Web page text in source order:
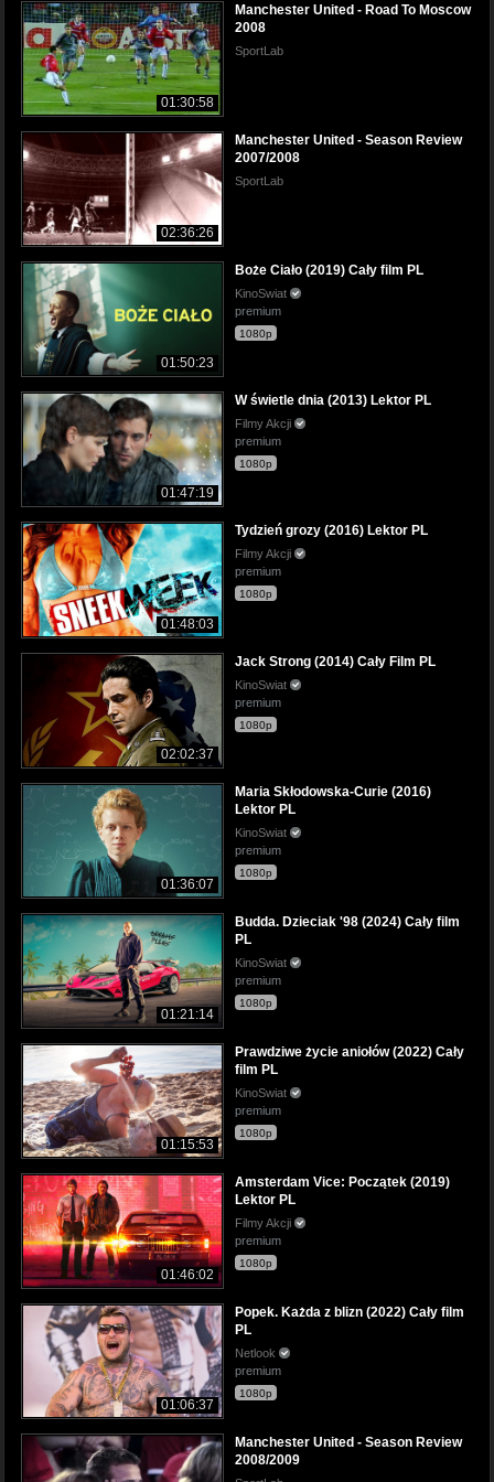
01:30:58
Manchester United - Road To Moscow
2008
SportLab
02:36:26
Manchester United - Season Review
2007/2008
SportLab
01:50:23
Boże Ciało (2019) Cały film PL
KinoSwiat
premium
1080p
01:47:19
W świetle dnia (2013) Lektor PL
Filmy Akcji
premium
1080p
01:48:03
Tydzień grozy (2016) Lektor PL
Filmy Akcji
premium
1080p
02:02:37
Jack Strong (2014) Cały Film PL
KinoSwiat
premium
1080p
01:36:07
Maria Skłodowska-Curie (2016)
Lektor PL
KinoSwiat
premium
1080p
01:21:14
Budda. Dzieciak '98 (2024) Cały film
PL
KinoSwiat
premium
1080p
01:15:53
Prawdziwe życie aniołów (2022) Cały
film PL
KinoSwiat
premium
1080p
01:46:02
Amsterdam Vice: Początek (2019)
Lektor PL
Filmy Akcji
premium
1080p
01:06:37
Popek. Każda z blizn (2022) Cały film
PL
Netlook
premium
1080p
Manchester United - Season Review
2008/2009